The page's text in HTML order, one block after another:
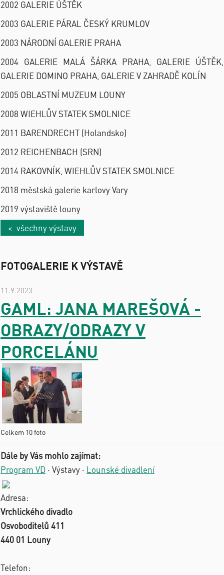
2002 GALERIE ÚŠTĚK
2003 GALERIE PÁRAL ČESKÝ KRUMLOV
2003 NÁRODNÍ GALERIE PRAHA
2004 GALERIE MALÁ ŠÁRKA PRAHA, GALERIE ÚŠTĚK,
GALERIE DOMINO PRAHA, GALERIE V ZAHRADĚ KOLÍN
2005 OBLASTNÍ MUZEUM LOUNY
2008 WIEHLŮV STATEK SMOLNICE
2011 BARENDRECHT (Holandsko)
2012 REICHENBACH (SRN)
2014 RAKOVNÍK, WIEHLŮV STATEK SMOLNICE
2018 městská galerie karlovy Vary
2019 výstaviště louny
< všechny výstavy
FOTOGALERIE K VÝSTAVĚ
11.9.2023
GAML: JANA MAREŠOVÁ -
OBRAZY/ODRAZY V
PORCELÁNU
Celkem 10 foto
Dále by Vás mohlo zajímat:
Program VD · Výstavy · Lounské divadlení
Adresa:
Vrchlického divadlo
Osvoboditelů 411
440 01 Louny
Telefon: